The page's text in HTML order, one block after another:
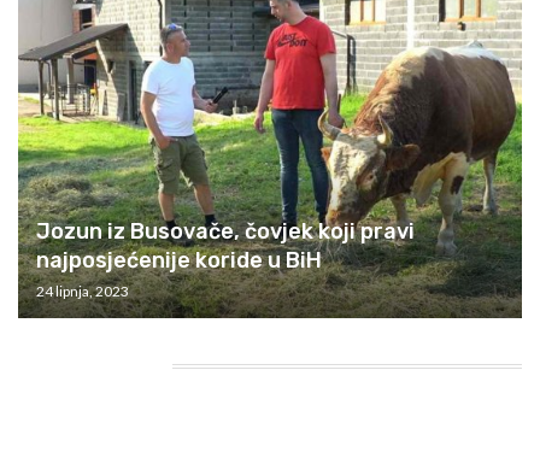
Jozun iz Busovače, čovjek koji pravi
najposjećenije koride u BiH
24 lipnja, 2023